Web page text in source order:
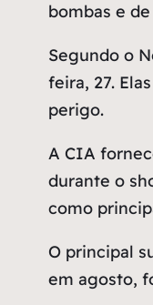
bombas e
Segundo o
feira, 27.
perigo.
A CIA
durante o
como
O principal
em agosto,